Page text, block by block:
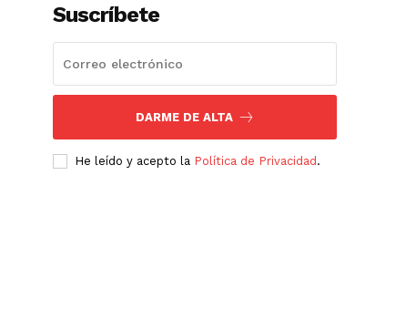
Suscríbete
DARME DE ALTA
He leído y acepto la Política de Privacidad .